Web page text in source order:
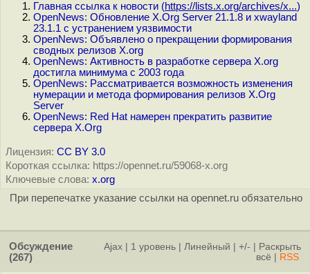
Главная ссылка к новости (https://lists.x.org/archives/x...)
OpenNews: Обновление X.Org Server 21.1.8 и xwayland
23.1.1 с устранением уязвимости
OpenNews: Объявлено о прекращении формирования
сводных релизов X.org
OpenNews: Активность в разработке сервера X.org
достигла минимума с 2003 года
OpenNews: Рассматривается возможность изменения
нумерации и метода формирования релизов X.Org
Server
OpenNews: Red Hat намерен прекратить развитие
сервера X.Org
Лицензия: CC BY 3.0
Короткая ссылка: https://opennet.ru/59068-x.org
Ключевые слова: x.org
При перепечатке указание ссылки на opennet.ru обязательно
Обсуждение
(267)
Ajax 1 уровень Линейный +/-
Раскрыть
всё
RSS